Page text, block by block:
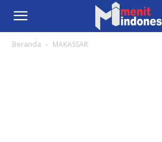
Beranda MAKASSAR